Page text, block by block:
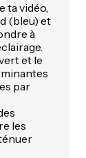
ta vidéo,
(bleu) et
à
et le
par
les